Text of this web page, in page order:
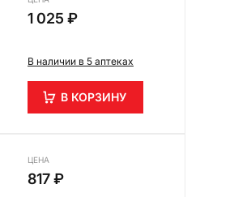
1 025 ₽
В наличии в 5 аптеках
В КОРЗИНУ
ЦЕНА
817 ₽